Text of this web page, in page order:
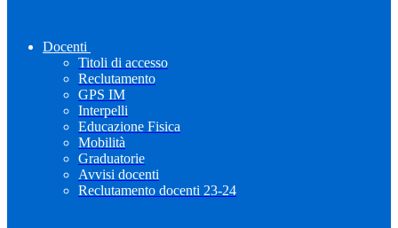
Docenti
Titoli di accesso
Reclutamento
GPS IM
Interpelli
Educazione Fisica
Mobilità
Graduatorie
Avvisi docenti
Reclutamento docenti 23-24